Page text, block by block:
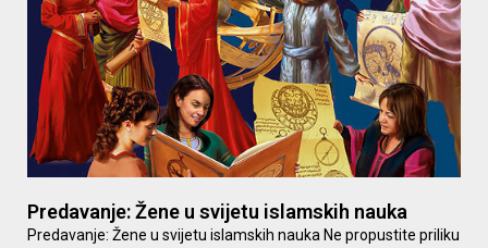
Predavanje: Žene u svijetu islamskih nauka
Predavanje: Žene u svijetu islamskih nauka Ne propustite priliku